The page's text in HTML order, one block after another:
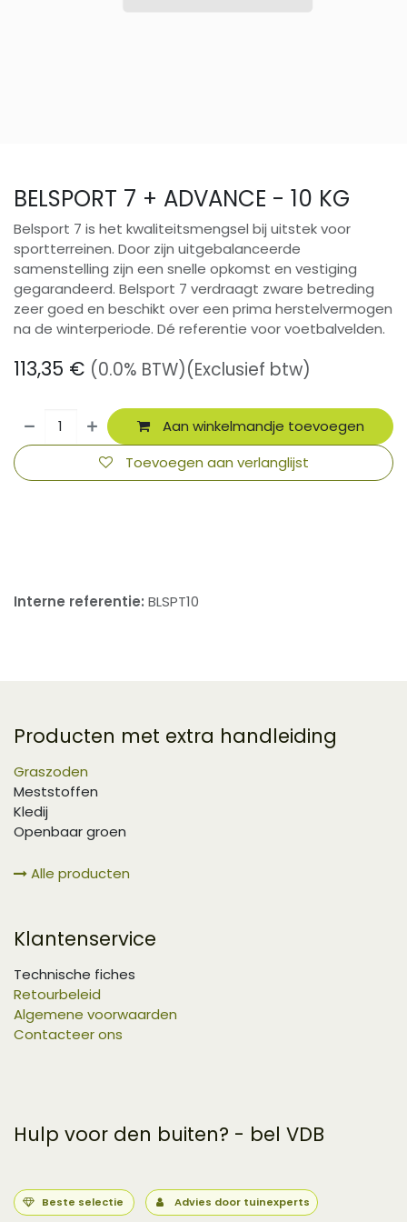
BELSPORT 7 + ADVANCE - 10 KG
Belsport 7 is het kwaliteitsmengsel bij uitstek voor
sportterreinen. Door zijn uitgebalanceerde
samenstelling zijn een snelle opkomst en vestiging
gegarandeerd. Belsport 7 verdraagt zware betreding
zeer goed en beschikt over een prima herstelvermogen
na de winterperiode. Dé referentie voor voetbalvelden.
113,35 € (0.0% BTW)(Exclusief btw)
Aan winkelmandje toevoegen
Toevoegen aan verlanglijst
Interne referentie: BLSPT10
Producten met extra handleiding
Graszoden
Meststoffen
Kledij
Openbaar groen
Alle producten
Klantenservice
Technische fiches
Retourbeleid
Algemene voorwaarden
Contacteer ons
Hulp voor den buiten? - bel VDB
Beste selectie Advies door tuinexperts